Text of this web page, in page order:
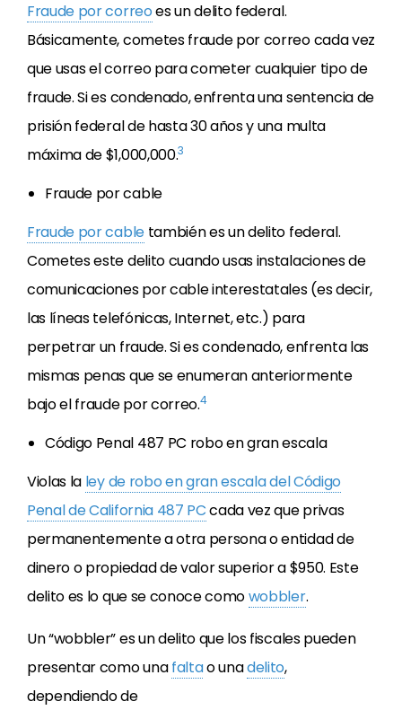
Fraude por correoes un delito federal.
Básicamente, cometes fraude por correo cada vez
que usas el correo para cometer cualquier tipo de
fraude. Si es condenado, enfrenta una sentencia de
prisión federal de hasta 30 años y una multa
máxima de $1,000,000.3
Fraude por cable
Fraude por cabletambién es un delito federal.
Cometes este delito cuando usas instalaciones de
comunicaciones por cable interestatales (es decir,
las líneas telefónicas, Internet, etc.) para
perpetrar un fraude. Si es condenado, enfrenta las
mismas penas que se enumeran anteriormente
bajo el fraude por correo.4
Código Penal 487 PC robo en gran escala
Violas la ley de robo en gran escala del Código
Penal de California 487 PCcada vez que privas
permanentemente a otra persona o entidad de
dinero o propiedad de valor superior a $950. Este
delito es lo que se conoce comowobbler.
Un “wobbler” es un delito que los fiscales pueden
presentar como unafaltao unadelito,
dependiendo de